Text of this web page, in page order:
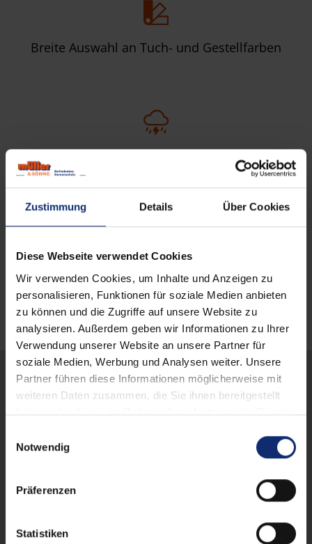
Zustimmung Details Über Cookies
Diese Webseite verwendet Cookies
Wir verwenden Cookies, um Inhalte und Anzeigen zu
personalisieren, Funktionen für soziale Medien anbieten
zu können und die Zugriffe auf unsere Website zu
analysieren. Außerdem geben wir Informationen zu Ihrer
Verwendung unserer Website an unsere Partner für
soziale Medien, Werbung und Analysen weiter. Unsere
Partner führen diese Informationen möglicherweise mit
weiteren Daten zusammen, die Sie ihnen bereitgestellt
haben oder die sie im Rahmen Ihrer Nutzung der Dienste
Notwendig
Präferenzen
Statistiken
Breite Auswahl an Tuch- und Gestellfarben
Langlebige Materialien und hohe
Qualität und Präzision „Made in Germany“